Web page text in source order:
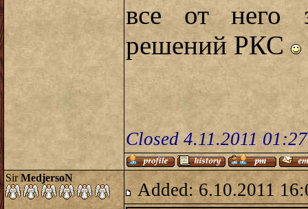
все от него
решений РКС
Closed 4.11.2011
SirMedjersoN
Added: 6.10.2011